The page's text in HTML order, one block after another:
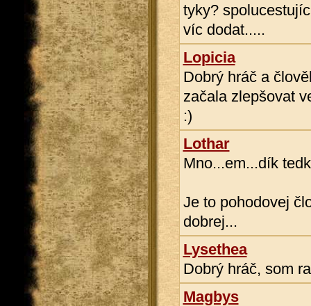
tyky?
víc dodat.....
Lopicia
Dobrý hráč a
začala zlepšovat
:)
Lothar
Mno...em...dík
Je to pohodovej
dobrej...
Lysethea
Dobrý hráč, som
Magbys